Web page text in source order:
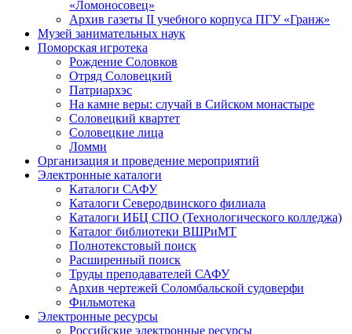
«Ломоносовец»
Архив газеты II учебного корпуса ПГУ «Гранж»
Музей занимательных наук
Поморская игротека
Рождение Соловков
Отряд Соловецкий
Патриархэс
На камне веры: случай в Сийском монастыре
Соловецкий квартет
Соловецкие лица
Ломми
Организация и проведение мероприятий
Электронные каталоги
Каталоги САФУ
Каталоги Северодвинского филиала
Каталоги ИБЦ СПО (Технологического колледжа)
Каталог библиотеки ВШРиМТ
Полнотекстовый поиск
Расширенный поиск
Труды преподавателей САФУ
Архив чертежей Соломбальской судоверфи
Фильмотека
Электронные ресурсы
Российские электронные ресурсы